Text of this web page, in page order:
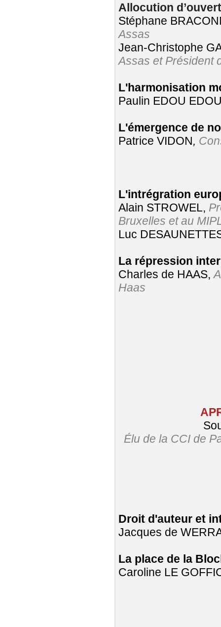
Allocution
Stéphane
Assas
Jean-Christophe
Assas et Président
L'harmonisation
Paulin EDOU
L'émergence de
Patrice VIDON,
L'intrégration
Alain STROWEL,
Bruxelles et au
Luc
La répression
Charles de HAAS,
Haas
Élu de la CCI de
Droit d'auteur et
Jacques de
La place de la
Caroline LE